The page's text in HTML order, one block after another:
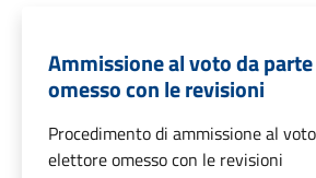
Ammissione al voto da
omesso con le revisioni
Procedimento di ammissione al
elettore omesso con le revisioni